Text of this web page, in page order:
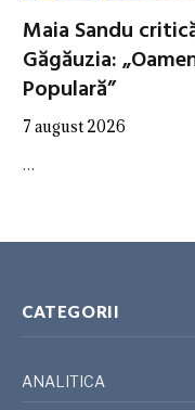
Maia Sandu
Găgăuzia:
Populară”
7 august 2026
…
CATEGORII
ANALITICA